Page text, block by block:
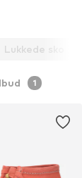
Lukkede sko
1